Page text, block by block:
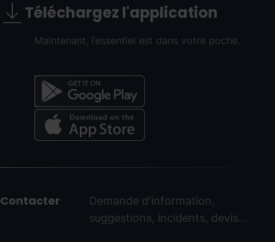
Téléchargez l'application
Maintenant, l’essentiel est dans votre poche.
del
-
ordinoarcalis.com
Contacter
Demande d'information,
suggestions, incidents, devis...